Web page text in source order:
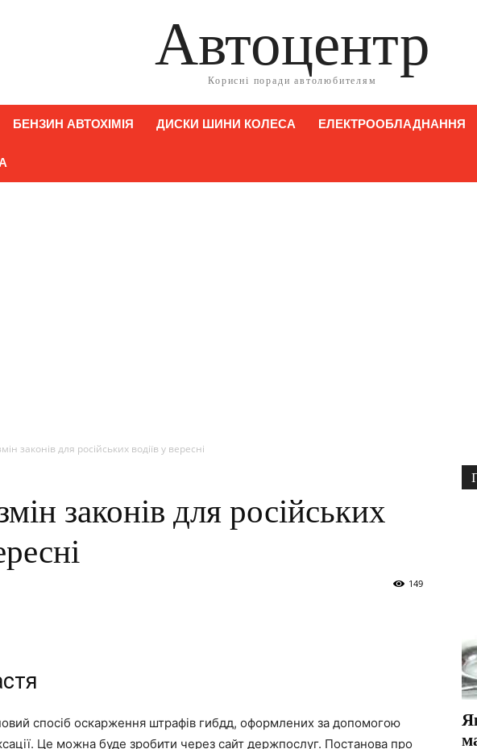
Автоцентр
Корисні поради автолюбителям
БЕНЗИН АВТОХІМІЯ ДИСКИ ШИНИ КОЛЕСА ЕЛЕКТРООБЛАДНАННЯ
законів для російських водіїв у вересні
законів для російських
149
спосіб оскарження штрафів гибдд, оформлених за допомогою
Це можна буде зробити через сайт держпослуг. Постанова про